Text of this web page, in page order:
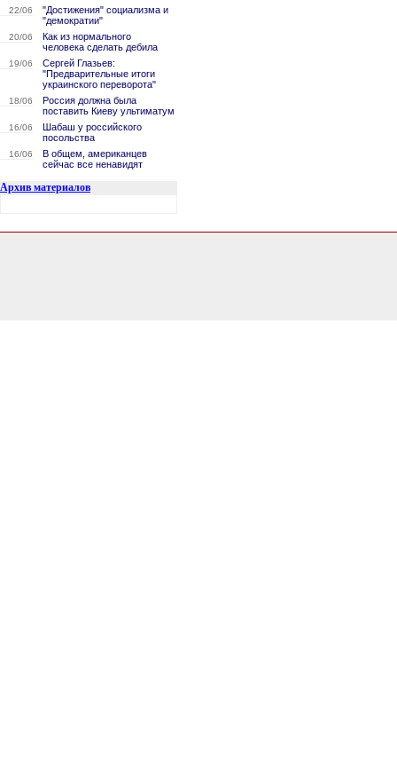
22/06
"Достижения" социализма и
"демократии"
20/06
Как из нормального
человека сделать дебила
19/06
Сергей Глазьев:
"Предварительные итоги
украинского переворота"
18/06
Россия должна была
поставить Киеву ультиматум
16/06
Шабаш у российского
посольства
16/06
В общем, американцев
сейчас все ненавидят
Архив материалов